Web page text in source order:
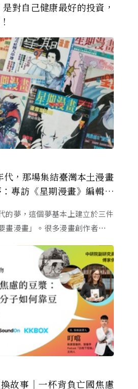
對自己健康最好的投資，
代，那場集結臺灣本土漫畫
專訪《星期漫畫》編輯黃
的夢，這個夢基本上建立於三件
畫漫畫」。很多漫畫創作者從小
故事｜一杯背負亡國焦慮